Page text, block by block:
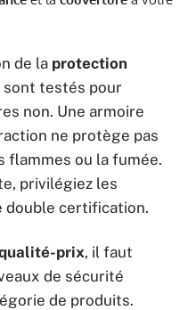
de la protection
testés pour
non. Une armoire
ne protège pas
flammes ou la fumée.
privilégiez les
double certification.
prix, il faut
de sécurité
de produits.